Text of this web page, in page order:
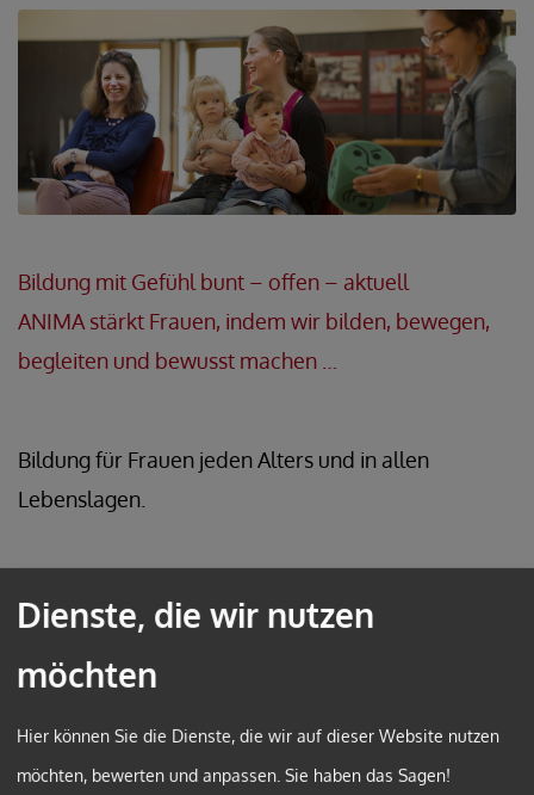
Bildung mit Gefühl bunt – offen – aktuell
ANIMA stärkt Frauen, indem wir bilden, bewegen,
begleiten und bewusst machen …
Bildung für Frauen jeden Alters und in allen
Lebenslagen.
ANIMA Bildungsinitiative für Frauen
Wien
Dienste, die wir nutzen
möchten
Hier können Sie die Dienste, die wir auf dieser Website nutzen
möchten, bewerten und anpassen. Sie haben das Sagen!